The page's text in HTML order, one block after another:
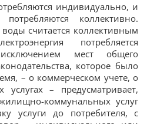
индивидуально, и
коллективно.
считается коллективным
потребляется
мест общего
которое было
– о коммерческом учете, о
– предусматривает,
коммунальных услуг
услуги до потребителя, с